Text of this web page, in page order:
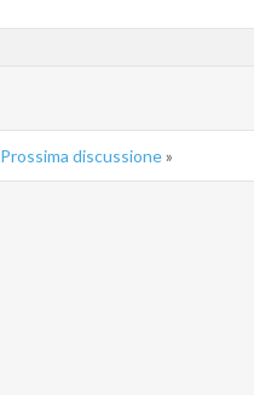
Prossima discussione»